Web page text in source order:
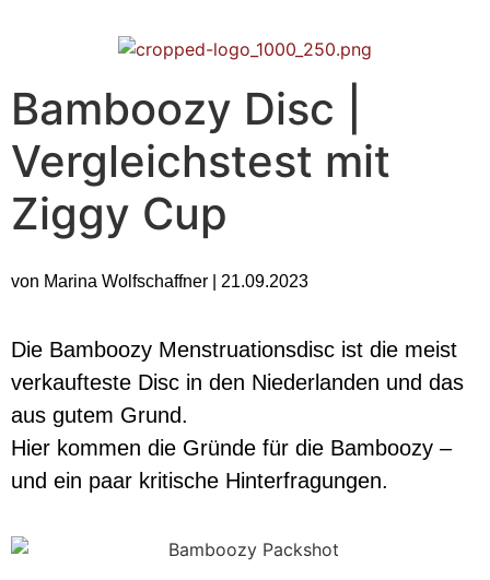
Bamboozy Disc |
Vergleichstest mit
Ziggy Cup
von Marina Wolfschaffner | 21.09.2023
Die Bamboozy Menstruationsdisc ist die meist
verkaufteste Disc in den Niederlanden und das
aus gutem Grund.
Hier kommen die Gründe für die Bamboozy –
und ein paar kritische Hinterfragungen.